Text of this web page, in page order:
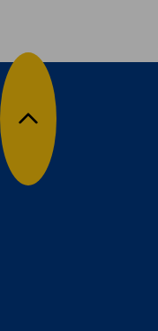
Volver arriba